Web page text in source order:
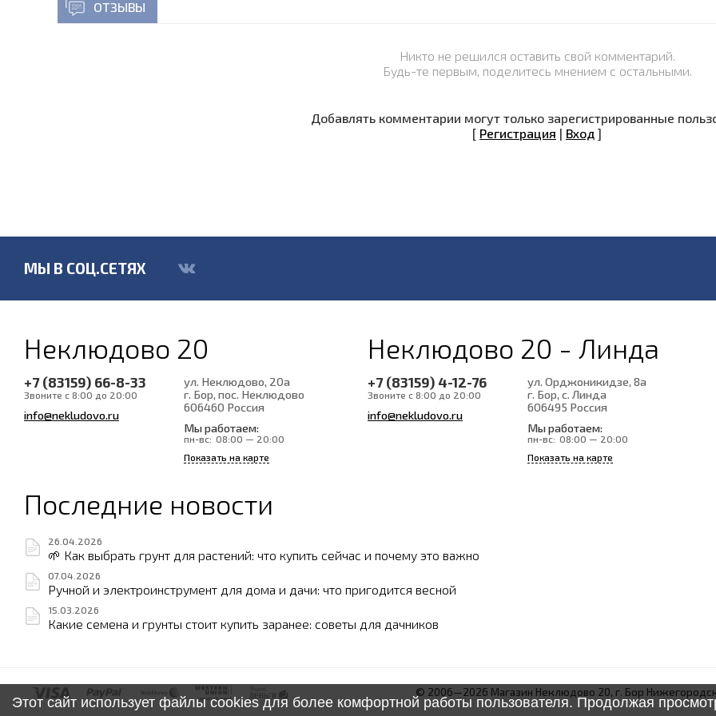
ОТЗЫВЫ
Никто не решился оставить свой комментарий.
Будь-те первым, поделитесь мнением с остальными.
Добавлять комментарии могут только зарегистрированные
[ Регистрация | Вход ]
МЫ В СОЦ.СЕТЯХ
Неклюдово 20
+7 (83159) 66-8-33
Звоните с 8:00 до 20:00
info@nekludovo.ru
ул. Неклюдово, 20а
г. Бор, пос. Неклюдово
606460 Россия
Мы работаем:
пн-вс: 08:00 — 20:00
Показать на карте
Неклюдово 20 - Линда
+7 (83159) 4-12-76
Звоните с 8:00 до 20:00
info@nekludovo.ru
ул. Орджоникидзе, 8а
г. Бор, с. Линда
606495 Россия
Мы работаем:
пн-вс: 08:00 — 20:00
Показать на карте
Последние новости
26.04.2026
🌱 Как выбрать грунт для растений: что купить сейчас и почему это важно
07.04.2026
Ручной и электроинструмент для дома и дачи: что пригодится весной
15.03.2026
Какие семена и грунты стоит купить заранее: советы для дачников
© 2006—2026 Магазин Неклюдово 20, г. Бор
Этот сайт использует файлы cookies для более комфортной работы пользователя. Продолжая